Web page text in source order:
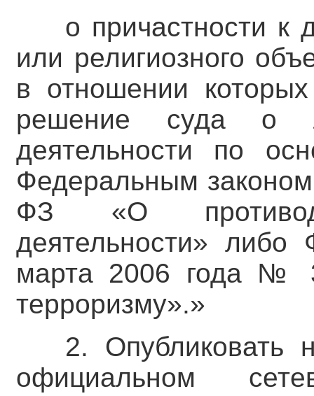
о причастности к
или религиозного
в отношении
решение суда о
деятельности по
Федеральным
ФЗ «О
деятельности»
марта 2006 года №
терроризму».»
2. Опубликовать
официальном